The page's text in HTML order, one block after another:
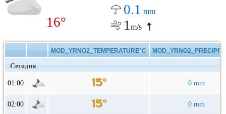
16°
0.1 mm
1m/s
MOD_YRNO2_TEMPERATURE°C
Сегодня
01:00 0 mm
02:00 0 mm